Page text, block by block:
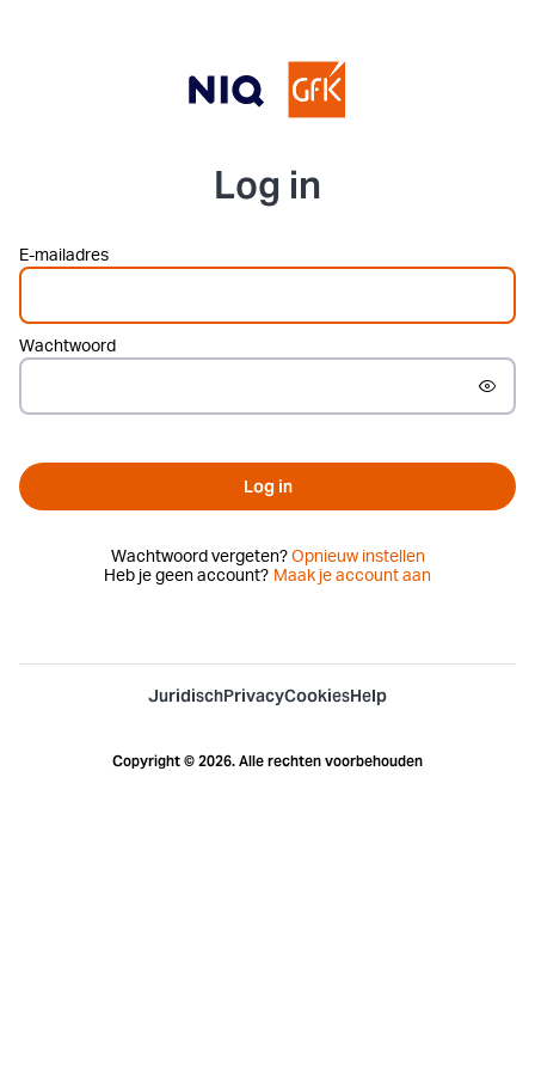
Log in
E-mailadres
Wachtwoord
Log in
Wachtwoord vergeten? Opnieuw instellen
Heb je geen account? Maak je account aan
JuridischPrivacyCookiesHelp
Copyright © 2026. Alle rechten voorbehouden